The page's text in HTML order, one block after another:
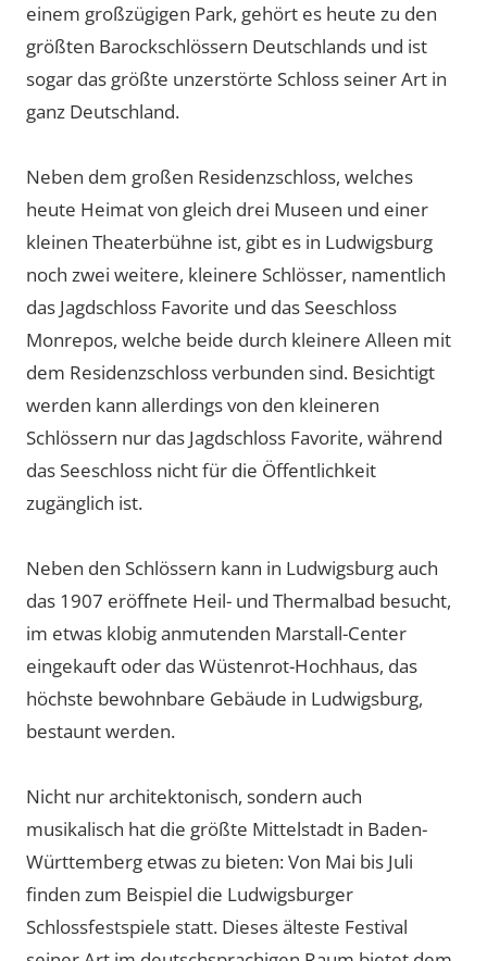
einem großzügigen Park, gehört es heute zu den
größten Barockschlössern Deutschlands und ist
sogar das größte unzerstörte Schloss seiner Art in
ganz Deutschland.
Neben dem großen Residenzschloss, welches
heute Heimat von gleich drei Museen und einer
kleinen Theaterbühne ist, gibt es in Ludwigsburg
noch zwei weitere, kleinere Schlösser, namentlich
das Jagdschloss Favorite und das Seeschloss
Monrepos, welche beide durch kleinere Alleen mit
dem Residenzschloss verbunden sind. Besichtigt
werden kann allerdings von den kleineren
Schlössern nur das Jagdschloss Favorite, während
das Seeschloss nicht für die Öffentlichkeit
zugänglich ist.
Neben den Schlössern kann in Ludwigsburg auch
das 1907 eröffnete Heil- und Thermalbad besucht,
im etwas klobig anmutenden Marstall-Center
eingekauft oder das Wüstenrot-Hochhaus, das
höchste bewohnbare Gebäude in Ludwigsburg,
bestaunt werden.
Nicht nur architektonisch, sondern auch
musikalisch hat die größte Mittelstadt in Baden-
Württemberg etwas zu bieten: Von Mai bis Juli
finden zum Beispiel die Ludwigsburger
Schlossfestspiele statt. Dieses älteste Festival